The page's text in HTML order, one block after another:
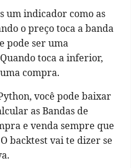
um indicador como as
o preço toca a banda
pode ser uma
toca a inferior,
compra.
você pode baixar
as Bandas de
e venda sempre que
backtest vai te dizer se